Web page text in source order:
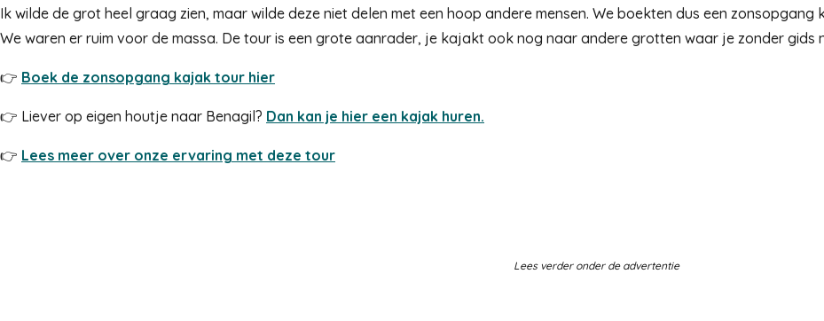
Ik wilde de grot heel graag zien, maar wilde deze niet delen met een hoop andere mensen. We boekten dus een
We waren er ruim voor de massa. De tour is een grote aanrader, je kajakt ook nog naar andere grotten waar je zonder gids
👉 Boek de zonsopgang kajak tour hier
👉 Liever op eigen houtje naar Benagil? Dan kan je hier een kajak huren.
👉 Lees meer over onze ervaring met deze tour
Lees verder onder de advertentie